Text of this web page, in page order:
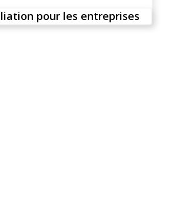
pour les entreprises